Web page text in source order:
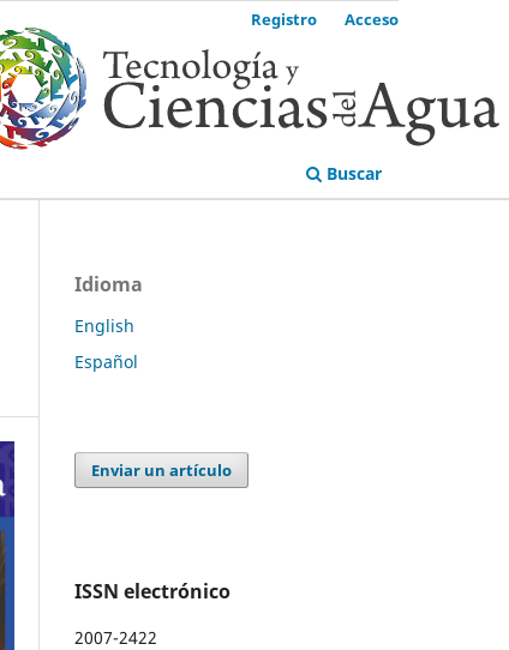
Buscar
Registro Acceso
Idioma
English
Español
Enviar un artículo
ISSN electrónico
2007-2422